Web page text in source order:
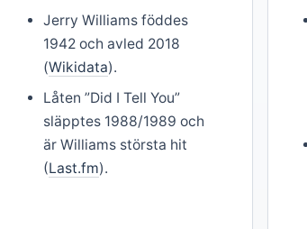
Jerry Williams föddes
1942 och avled 2018
(Wikidata).
Låten ”Did I Tell You”
släpptes 1988/1989 och
är Williams största hit
(Last.fm).